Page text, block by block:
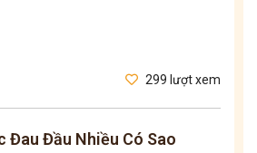
299 lượt xem
Đau Đầu Nhiều Có Sao